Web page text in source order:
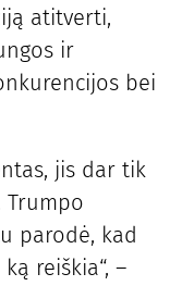
atitverti,
ir
bei
jis dar tik
Trumpo
parodė, kad
reiškia“, –